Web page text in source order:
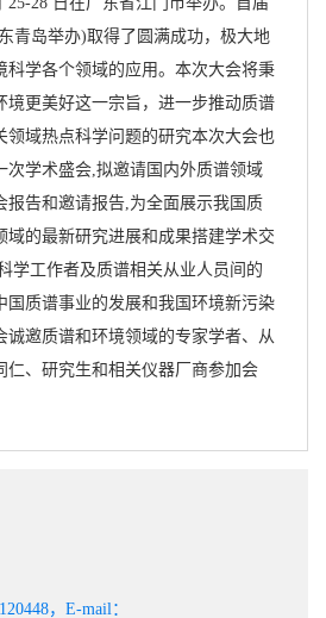
青岛举办)取得了圆满成功，极大地
科学各个领域的应用。本次大会将秉
境更美好这一宗旨，进一步推动质谱
领域热点科学问题的研究本次大会也
次学术盛会,拟邀请国内外质谱领域
报告和邀请报告,为全面展示我国质
域的最新研究进展和成果搭建学术交
学工作者及质谱相关从业人员间的
国质谱事业的发展和我国环境新污染
诚邀质谱和环境领域的专家学者、从
仁、研究生和相关仪器厂商参加会
，E-mail：